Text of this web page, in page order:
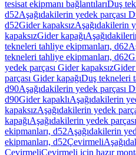
tesisat ekipmanı bağlantılarıDuş
d52Aşağıdakilerin yedek parçası
d52Gider kapaksızAşağıdakilerin
kapaksızGider kapağı
tekneleri tahliye ekipmanları, d62
tekneleri tahliye ekipmanları, d62
yedek parçası Gider kapaksızGider
parçası Gider kapağıDuş tekneleri
d90Aşağıdakilerin yedek parçası
d90Gider kapaklıAşağıdakilerin
kapaksızAşağıdakilerin yedek
kapağıAşağıdakilerin yedek
ekipmanları, d52Aşağıdakilerin
ekipmanları, d52Çevirmeli
ÇevirmeliÇevirmeli için hazır